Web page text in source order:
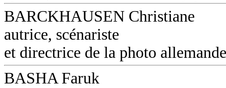
BARCKHAUSEN Christiane
autrice, scénariste
et directrice de la photo allemande
BASHA Faruk